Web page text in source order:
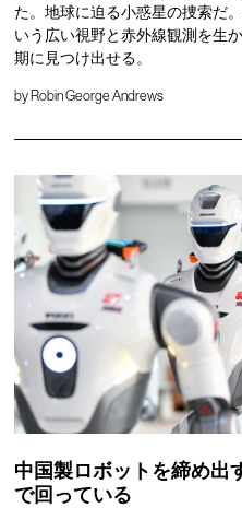
た。地球に迫る小惑星の捜索だ
いう広い視野と赤外線観測を生
期に見つけ出せる。
by Robin George Andrews
中国製ロボットを締め出
で回っている